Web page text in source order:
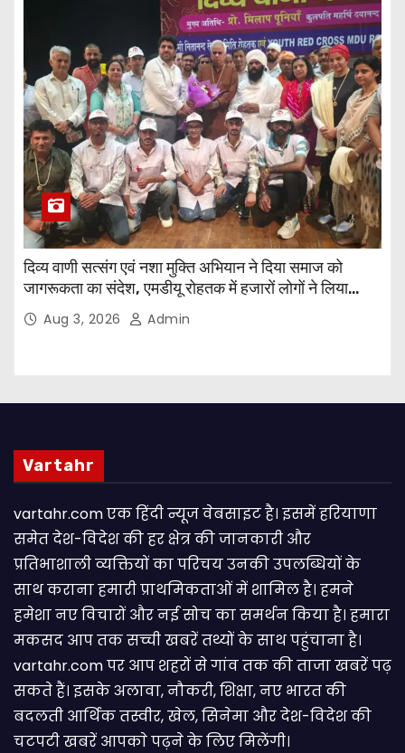
दिव्य वाणी सत्संग एवं नशा मुक्ति अभियान ने दिया समाज को
जागरूकता का संदेश, एमडीयू रोहतक में हजारों लोगों ने लिया
संकल्पAug 3, 2026 Admin
Vartahr
vartahr.com एक हिंदी न्यूज वेबसाइट है। इसमें हरियाणा
समेत देश-विदेश की हर क्षेत्र की जानकारी और
प्रतिभाशाली व्यक्तियों का परिचय उनकी उपलब्धियों के
साथ कराना हमारी प्राथमिकताओं में शामिल है। हमने
हमेशा नए विचारों और नई सोच का समर्थन किया है। हमारा
मकसद आप तक सच्ची खबरें तथ्यों के साथ पहुंचाना है।
vartahr.com पर आप शहरों से गांव तक की ताजा खबरें पढ़
सकते हैं। इसके अलावा, नौकरी, शिक्षा, नए भारत की
बदलती आर्थिक तस्वीर, खेल, सिनेमा और देश-विदेश की
चटपटी खबरें आपकाे पढ़ने के लिए मिलेंगी।